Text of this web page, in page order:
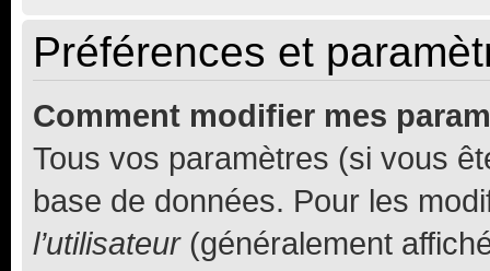
Préférences et
Comment modifier mes
Tous vos paramètres (si vous
base de données. Pour les
l’utilisateur(généralement